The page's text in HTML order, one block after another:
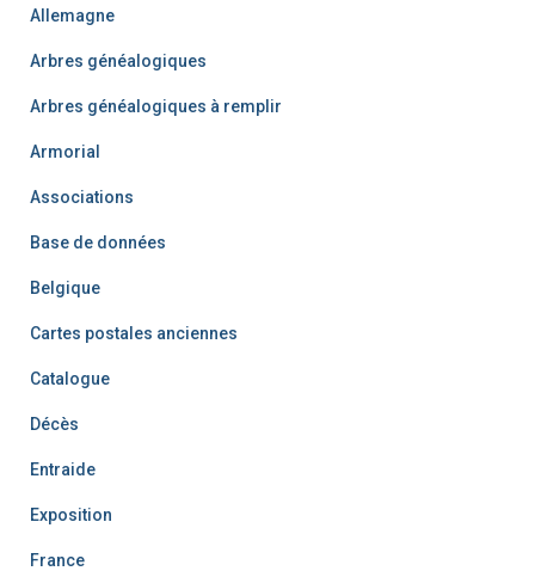
Allemagne
Arbres généalogiques
Arbres généalogiques à remplir
Armorial
Associations
Base de données
Belgique
Cartes postales anciennes
Catalogue
Décès
Entraide
Exposition
France